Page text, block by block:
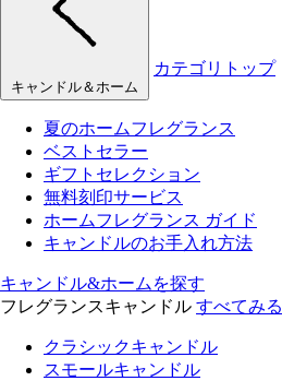
キャンドル＆ホーム
カテゴリトップ
夏のホームフレグランス
ベストセラー
ギフトセレクション
無料刻印サービス
ホームフレグランス ガイド
キャンドルのお手入れ方法
キャンドル&ホームを探す
フレグランスキャンドル すべてみる
クラシックキャンドル
スモールキャンドル